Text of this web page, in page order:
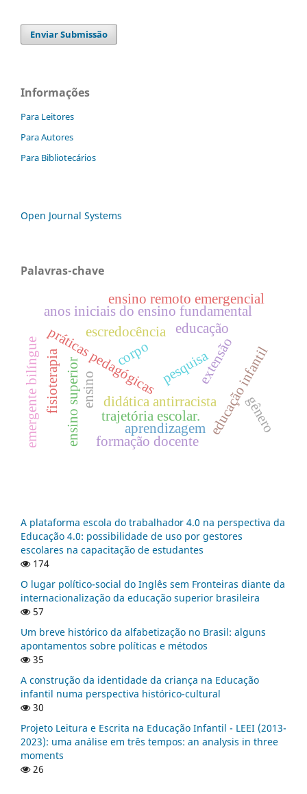
Enviar Submissão
Informações
Para Leitores
Para Autores
Para Bibliotecários
Open Journal Systems
Palavras-chave
educação
corpo
ensino
pesquisaextensão
práticas pedagógicas
didática antirracistaeducação infantil
anos iniciais do ensino fundamental
trajetória escolar.
ensino superior
fisioterapia
emergente bilíngue
ensino remoto emergencial
gênero
aprendizagem
formação docente
escredocência
A plataforma escola do trabalhador 4.0 na perspectiva da
Educação 4.0: possibilidade de uso por gestores
escolares na capacitação de estudantes
174
O lugar político-social do Inglês sem Fronteiras diante da
internacionalização da educação superior brasileira
57
Um breve histórico da alfabetização no Brasil: alguns
apontamentos sobre políticas e métodos
35
A construção da identidade da criança na Educação
infantil numa perspectiva histórico-cultural
30
Projeto Leitura e Escrita na Educação Infantil - LEEI (2013-
2023): uma análise em três tempos: an analysis in three
moments
26